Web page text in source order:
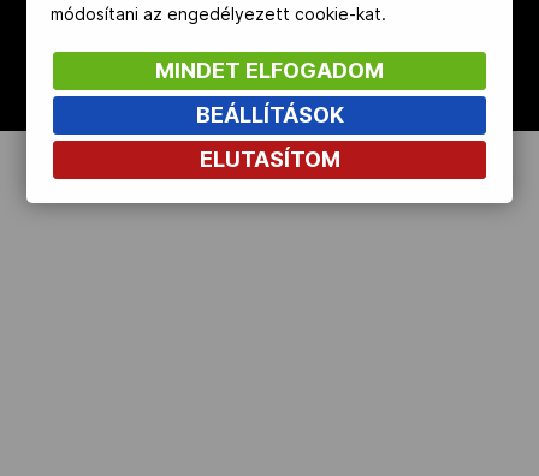
Társszervezetek
módosítani az engedélyezett cookie-kat.
MINDET ELFOGADOM
BEÁLLÍTÁSOK
ELUTASÍTOM